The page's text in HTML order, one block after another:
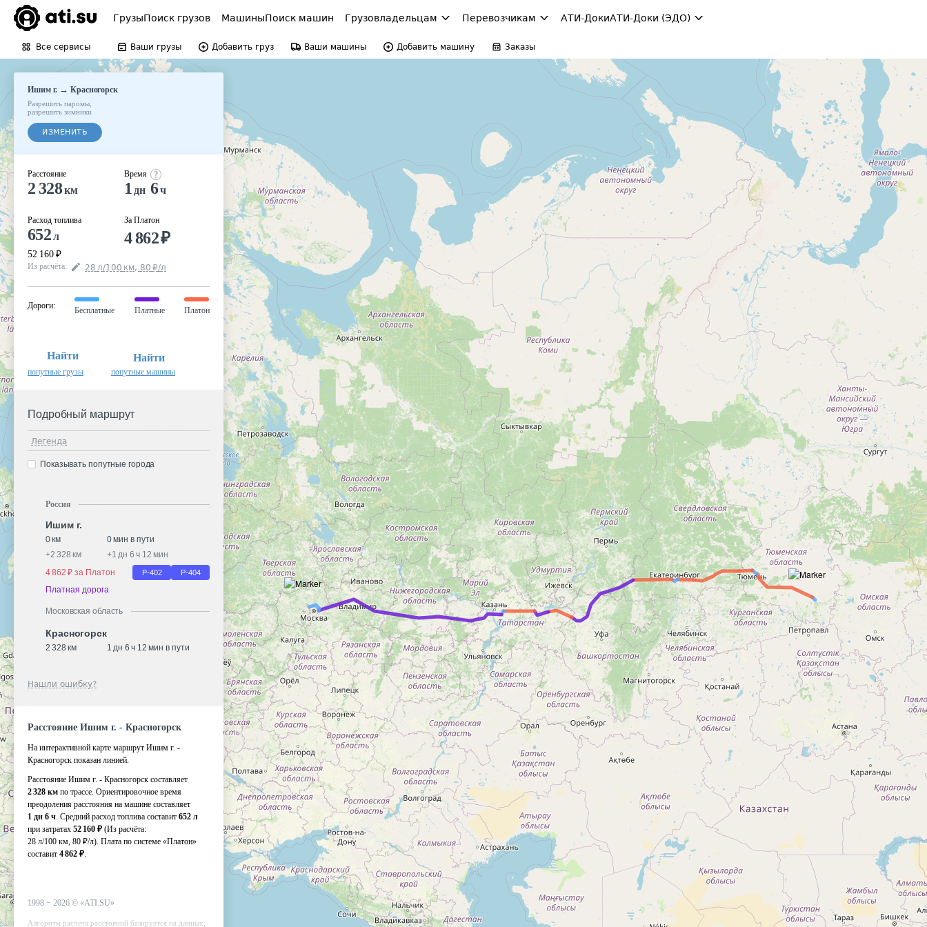
ГрузыПоиск грузов МашиныПоиск машин Грузовладельцам Перевозчикам АТИ-ДокиАТИ-Доки (ЭДО)
Все сервисы Ваши грузы Добавить груз Ваши машины Добавить машину Заказы
Ишим г. →Красногорск
Разрешить паромы
разрешить зимники
ИЗМЕНИТЬ
Расстояние
2 328км
Расход топлива
652л
52 160 ₽
Время
1 дн 6ч
За Платон
4 862₽
Из расчёта: 28 л/100 км, 80 ₽/л
Дороги:
Бесплатные Платные Платон
Найти
попутные грузы
Найти
попутные машины
Подробный маршрут
Легенда
Показывать попутные города
Россия
Ишим г.
0 км
0 мин в пути
+2 328 км +1 дн 6 ч 12 мин
4 862 ₽ за Платон
Р-402 Р-404
Платная дорога
Московская область
Красногорск
2 328 км 1 дн 6 ч 12 мин в пути
Нашли ошибку?
Расстояние Ишим г. - Красногорск
На интерактивной карте маршрут Ишим г. -
Красногорск показан линией.
Расстояние Ишим г. - Красногорск составляет
2 328 км по трассе. Ориентировочное время
преодоления расстояния на машине составляет
1 дн 6 ч. Средний расход топлива составит 652 л
при затратах 52 160 ₽ (Из расчёта:
28 л/100 км, 80 ₽/л). Плата по системе «Платон»
составит 4 862 ₽.
1998 − 2026 © «ATI.SU»
Алгоритм расчета расстояний базируется на данных,